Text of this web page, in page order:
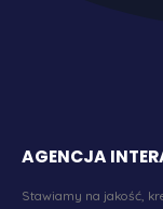
AGENCJA
Stawiamy na jakość,